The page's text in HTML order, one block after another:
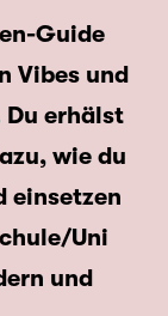
Guide
Vibes und
erhälst
wie du
einsetzen
Uni
und